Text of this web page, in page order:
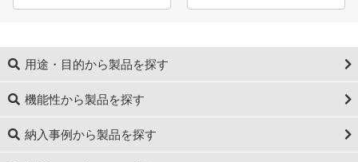
用途・目的から製品を探す
機能性から製品を探す
納入事例から製品を探す